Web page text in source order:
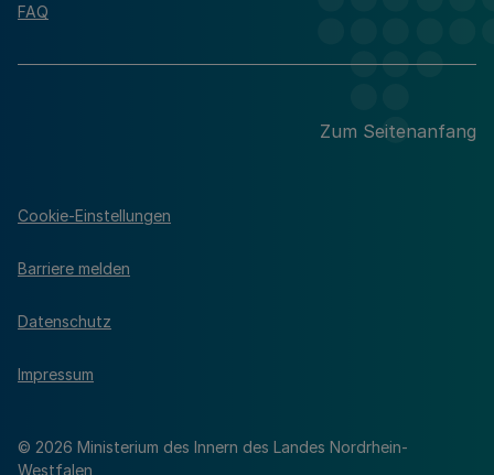
FAQ
Zum Seitenanfang
© 2026 Ministerium des Innern des Landes Nordrhein-
Westfalen
Cookie-Einstellungen
Barriere melden
Datenschutz
Impressum